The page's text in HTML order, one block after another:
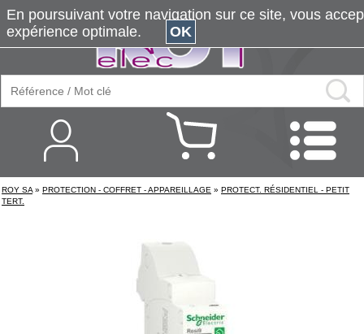
ROY SA » PROTECTION - COFFRET - APPAREILLAGE » PROTECT. RÉSIDENTIEL - PETIT
TERT.
En poursuivant votre navigation sur ce site, vous
expérience optimale.
OK